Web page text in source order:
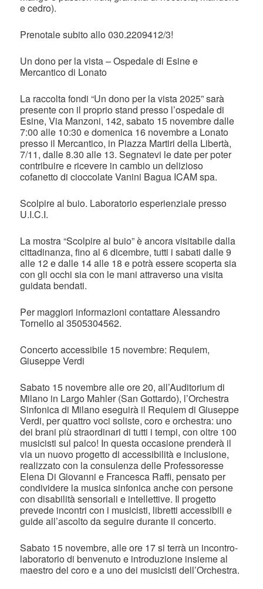
e cedro).
Prenotale subito allo 030.2209412/3!
Un dono per la vista – Ospedale di Esine e
Mercantico di Lonato
La raccolta fondi “Un dono per la vista 2025” sarà
presente con il proprio stand presso l’ospedale di
Esine, Via Manzoni, 142, sabato 15 novembre dalle
7:00 alle 10:30 e domenica 16 novembre a Lonato
presso il Mercantico, in Piazza Martiri della Libertà,
7/11, dalle 8.30 alle 13. Segnatevi le date per poter
contribuire e ricevere in cambio un delizioso
cofanetto di cioccolate Vanini Bagua ICAM spa.
Scolpire al buio. Laboratorio esperienziale presso
U.I.C.I.
La mostra “Scolpire al buio” è ancora visitabile dalla
cittadinanza, fino al 6 dicembre, tutti i sabati dalle 9
alle 12 e dalle 14 alle 18 e potrà essere scoperta sia
con gli occhi sia con le mani attraverso una visita
guidata bendati.
Per maggiori informazioni contattare Alessandro
Tornello al 3505304562.
Concerto accessibile 15 novembre: Requiem,
Giuseppe Verdi
Sabato 15 novembre alle ore 20, all’Auditorium di
Milano in Largo Mahler (San Gottardo), l’Orchestra
Sinfonica di Milano eseguirà il Requiem di Giuseppe
Verdi, per quattro voci soliste, coro e orchestra: uno
dei brani più straordinari di tutti i tempi, con oltre 100
musicisti sul palco! In questa occasione prenderà il
via un nuovo progetto di accessibilità e inclusione,
realizzato con la consulenza delle Professoresse
Elena Di Giovanni e Francesca Raffi, pensato per
condividere la musica sinfonica anche con persone
con disabilità sensoriali e intellettive. Il progetto
prevede incontri con i musicisti, libretti accessibili e
guide all’ascolto da seguire durante il concerto.
Sabato 15 novembre, alle ore 17 si terrà un incontro-
laboratorio di benvenuto e introduzione insieme al
maestro del coro e a uno dei musicisti dell’Orchestra.